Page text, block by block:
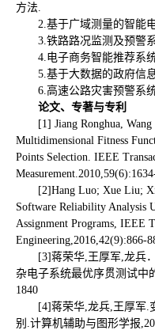
方法.
2.基于广域测量的智能
3.铁路路况监测及预警
4.电子商务智能推荐系
5.基于大数据的政府信
6.高速公路灾害预警系
论文、专著与专利
[1] Jiang Ronghua,
Multidimensional Fitness
Points Selection. IEEE
[2]Hang Luo; Xue Liu;
Software Reliability Analysis
Assignment Programs, IEEE
Engineering,2016,42(9):866-
[3]蒋荣华,王厚军,龙兵
杂电子系统最优序贯测试中
1840
[4]蒋荣华,龙兵,王厚军.
别.计算机辅助与图形学报